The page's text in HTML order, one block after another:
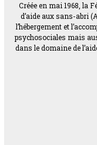
Créée en mai 1968, la
d’aide aux sans-abri
l’hébergement et
psychosociales mais
dans le domaine de